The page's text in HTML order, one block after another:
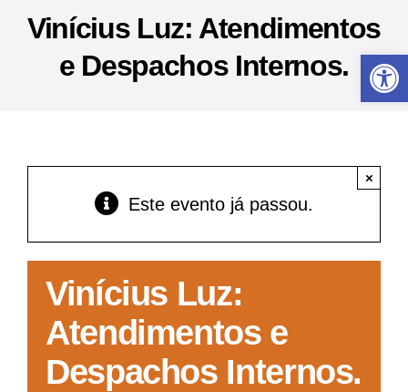
Abrir
Linhas de Crédito
Acesso à Informação
Vinícius Luz: Atendimentos
e Despachos Internos.
Este evento já passou.
×
Vinícius Luz:
Atendimentos e
Despachos Internos.